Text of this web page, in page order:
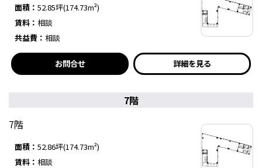
面積： 52.85坪(174.73m²)
賃料： 相談
共益費： 相談
お問合せ 詳細を見る
7階
7階
面積： 52.86坪(174.73m²)
賃料： 相談